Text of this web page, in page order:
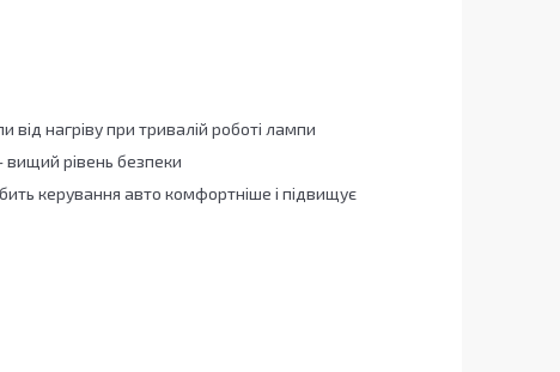
нагріву при тривалій роботі лампи
вищий рівень безпеки
керування авто комфортніше і підвищує